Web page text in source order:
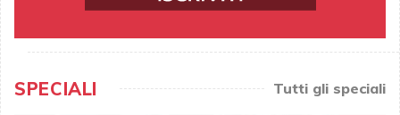
SPECIALI Tutti gli speciali